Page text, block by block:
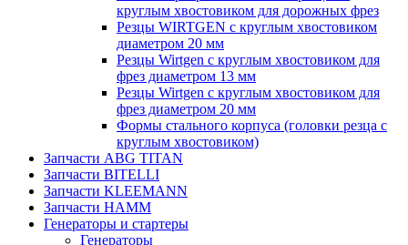
круглым хвостовиком для дорожных фрез
Резцы WIRTGEN с круглым хвостовиком
диаметром 20 мм
Резцы Wirtgen с круглым хвостовиком для
фрез диаметром 13 мм
Резцы Wirtgen с круглым хвостовиком для
фрез диаметром 20 мм
Формы стального корпуса (головки резца с
круглым хвостовиком)
Запчасти ABG TITAN
Запчасти BITELLI
Запчасти KLEEMANN
Запчасти HAMM
Генераторы и стартеры
Генераторы